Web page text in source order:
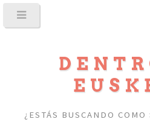
¿ESTÁS BUSCANDO